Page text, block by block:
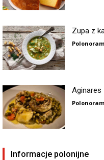
Zupa z
Aginares
Informacje polonijne